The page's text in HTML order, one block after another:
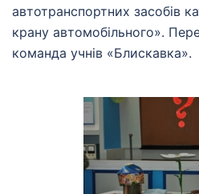
автотранспортних засобів
крану автомобільного».
команда учнів «Блискавка».